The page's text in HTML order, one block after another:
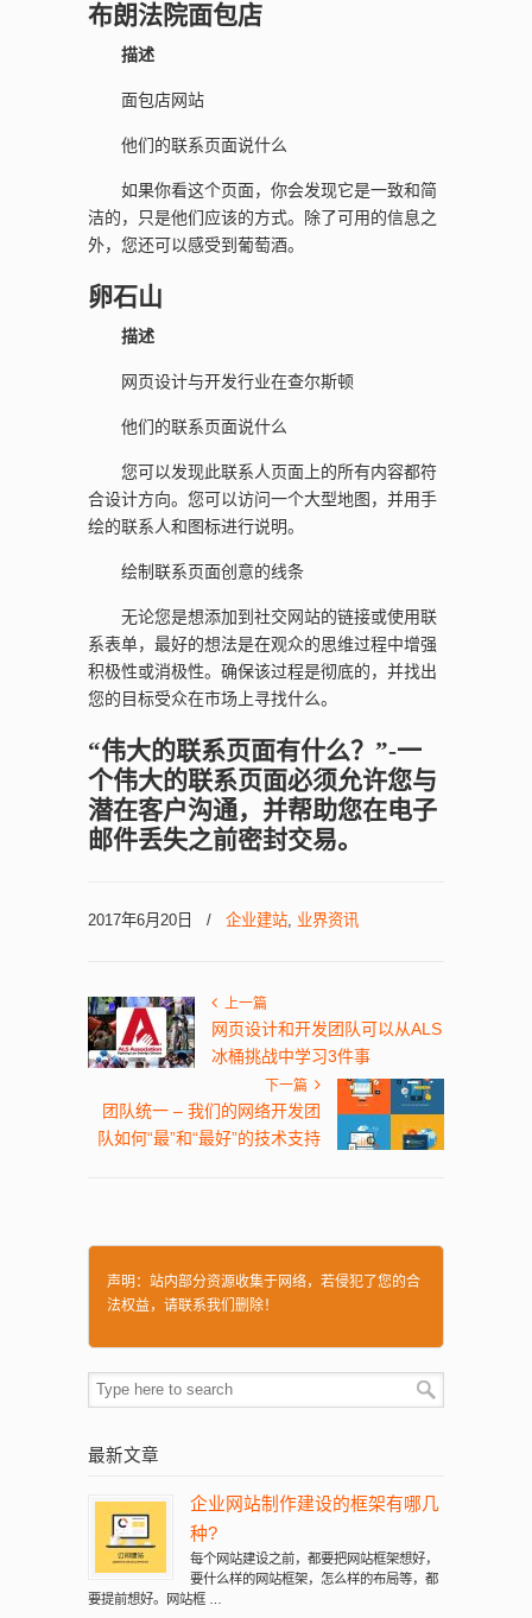
布朗法院面包店
描述
面包店网站
他们的联系页面说什么
如果你看这个页面，你会发现它是一致和简
洁的，只是他们应该的方式。除了可用的信息之
外，您还可以感受到葡萄酒。
卵石山
描述
网页设计与开发行业在查尔斯顿
他们的联系页面说什么
您可以发现此联系人页面上的所有内容都符
合设计方向。您可以访问一个大型地图，并用手
绘的联系人和图标进行说明。
绘制联系页面创意的线条
无论您是想添加到社交网站的链接或使用联
系表单，最好的想法是在观众的思维过程中增强
积极性或消极性。确保该过程是彻底的，并找出
您的目标受众在市场上寻找什么。
“伟大的联系页面有什么？”-一
个伟大的联系页面必须允许您与
潜在客户沟通，并帮助您在电子
邮件丢失之前密封交易。
2017年6月20日 / 企业建站, 业界资讯
上一篇
网页设计和开发团队可以从ALS
冰桶挑战中学习3件事
下一篇
团队统一 – 我们的网络开发团
队如何“最”和“最好”的技术支持
声明：站内部分资源收集于网络，若侵犯了您的合
法权益，请联系我们删除！
最新文章
企业网站制作建设的框架有哪几
种?
每个网站建设之前，都要把网站框架想好，
要什么样的网站框架，怎么样的布局等，都
要提前想好。网站框 …